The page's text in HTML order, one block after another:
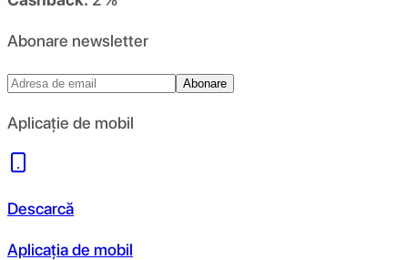
Abonare newsletter
Abonare
Aplicație de mobil
Descarcă
Aplicația de mobil